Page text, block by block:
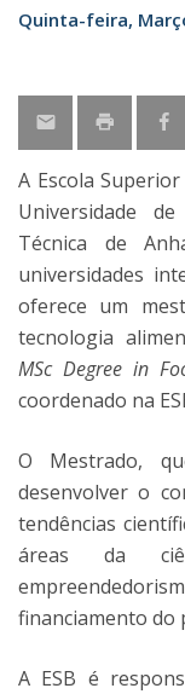
Quinta-feira,
A Escola
Universidade
Técnica de
universidades
oferece um
tecnologia
MSc Degree in
coordenado na
O Mestrado,
desenvolver o
tendências
áreas da
financiamento do
A ESB é